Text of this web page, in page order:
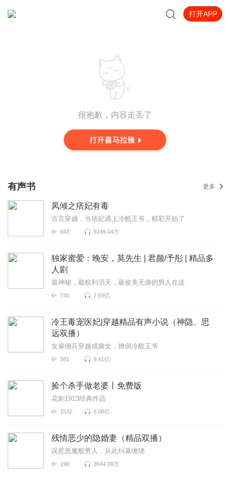
打开APP
很抱歉，内容走丢了
有声书 更多
凤倾之痞妃有毒
古言穿越，当痞妃遇上冷酷王爷，精彩开始了
843 9249.04万
独家蜜爱：晚安，莫先生 | 君颜/予彤 | 精品多
人剧
最神秘，最权利滔天，最俊美无俦的男人在这
740 2.69亿
冷王毒宠医妃|穿越精品有声小说（神隐、思
远双播）
女雇佣兵穿越成嫡女，撩倒冷酷王爷
581 9.41亿
捡个杀手做老婆丨免费版
花刺1913经典作品
1532 8.06亿
残情恶少的隐婚妻（精品双播）
误惹恶魔般男人，从此纠葛缠绕
190 3644.09万